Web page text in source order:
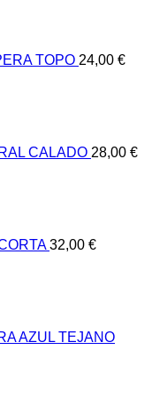
TOPO 24,00 €
CALADO 28,00 €
32,00 €
AZUL TEJANO